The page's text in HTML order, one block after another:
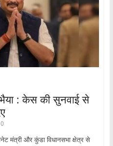
भैया : केस की सुनवाई से
0
मंत्री और कुंडा विधानसभा क्षेत्र से